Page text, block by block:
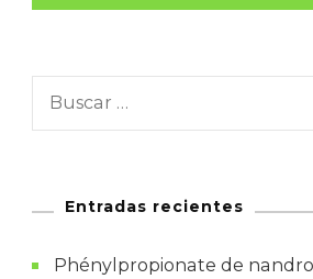
Buscar:
Entradas recientes
Phénylpropionate de